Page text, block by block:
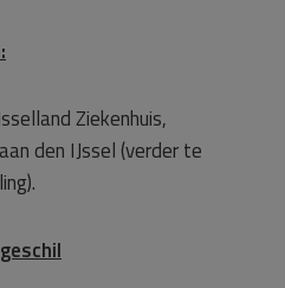
Ziekenhuis,
den IJssel (verder te